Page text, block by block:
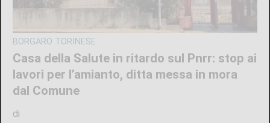
BORGARO TORINESE
Casa della Salute in ritardo sul Pnrr: stop ai
lavori per l’amianto, ditta messa in mora
dal Comune
di